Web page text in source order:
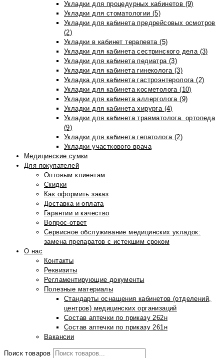
Укладки для процедурных кабинетов (9)
Укладки для стоматологии (5)
Укладки для кабинета предрейсовых осмотров
(2)
Укладки в кабинет терапевта (5)
Укладки для кабинета сестринского дела (3)
Укладки для кабинета педиатра (3)
Укладки для кабинета гинеколога (3)
Укладка для кабинета гастроэнтеролога (2)
Укладки для кабинета косметолога (10)
Укладки для кабинета аллерголога (9)
Укладки для кабинета хирурга (4)
Укладки для кабинета травматолога, ортопеда
(9)
Укладки для кабинета гепатолога (2)
Укладки участкового врача
Медицинские сумки
Для покупателей
Оптовым клиентам
Скидки
Как оформить заказ
Доставка и оплата
Гарантии и качество
Вопрос-ответ
Сервисное обслуживание медицинских укладок:
замена препаратов с истекшим сроком
О нас
Контакты
Реквизиты
Регламентирующие документы
Полезные материалы
Стандарты оснащения кабинетов (отделений,
центров) медицинских организаций
Состав аптечки по приказу 262н
Состав аптечки по приказу 261н
Вакансии
Поиск товаров